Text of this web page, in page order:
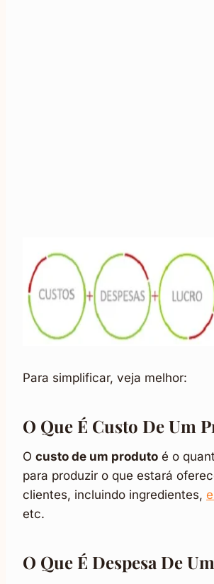
Para simplificar, veja melhor:
O Que É Custo De Um
O custo de um produto é o
para produzir o que estará
clientes, incluindo ingredientes,
etc.
O Que É Despesa De